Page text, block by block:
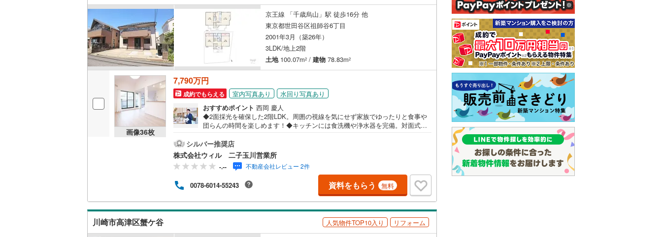
京王線 「千歳烏山」駅 徒歩16分 他
東京都世田谷区祖師谷6丁目
2001年3月（築26年）
3LDK/地上2階
土地100.07m2 / 建物 78.83m2
画像36枚
7,790万円
成約でもらえる 室内写真あり
水回り写真あり
おすすめポイント 西岡 慶人
◆2面採光を確保した2階LDK。周囲の視線を気にせず家族でゆったりと食事や
団らんの時間を楽しめます！◆キッチンには食洗機や浄水器を完備。対面式の
な調理空間！◆LDK上部に小屋裏収納を設置。全居室にクローゼットを備え、
季節物や趣味の道具をすっきり収めて居住スペースを広く活用できます◆追焚
機能や換気乾燥機付きのバスルーム。冬場も温かいお風呂でリラックスできま
す！◆敷地内に2台駐車可能！玄関前にはポーチを設けており、雨の日の荷物の
運び入れやベビーカーの移動もスムーズ！【営業時間10:00～19:00】上記時間
はお電話が繋がりやすくなっております。ぜひお気軽にご連絡下さい！現地を
見学される場合は「室内・現地を見学する（無料）」ボタンよりご希望の日時
をご記入いただけますとスムーズにご案内が可能です。【ウィル不動産販売は
ここが強み】（1）住宅ローンに精通しており、社内にローン専門部署がありま
す！（2）施工実績多数のリフォーム部門も社内にあります！（3）定休日な
し！
シルバー推奨店
株式会社ウィル 二子玉川営業所
-.-- 不動産会社レビュー 2件
0078-6014-55243 資料をもらう 無料
川崎市高津区蟹ケ谷 人気物件TOP10入り リフォーム
OsakaMetro四つ橋線(0 OsakaMetro千日前線(0)
OsakaMetro堺筋線
神戸市営地下鉄西神・山手線 神戸市営地下鉄海岸線(0)
福岡市地下鉄空港線
福岡市地下鉄七隈線(0)
私鉄・その他 札幌市電(0) 函館市電(0) 函館市電宝来・谷地頭線(0)
道南いさりび鉄道(0) わたらせ渓谷鐵道 真岡鐵道(0)
阿武隈急行(0) 山形鉄道フラワー長井線(0)
秋田内陸縦貫鉄道(0) しなの鉄道北しなの線(0 )
えちごトキめき鉄道妙高はねうまラ
イン(0)
いすみ鉄道( 0) しなの鉄道(0)
IGRいわて銀河鉄道 ( 0) 青い森鉄道(0) 津軽鉄道
弘南鉄道弘南線( 弘南鉄道大鰐線 ( )
由利高原鉄道鳥海山ろく線(0) 福島交通飯坂線(0)
上田電鉄別所線(0)